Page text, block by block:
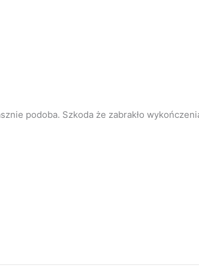
podoba. Szkoda że zabrakło